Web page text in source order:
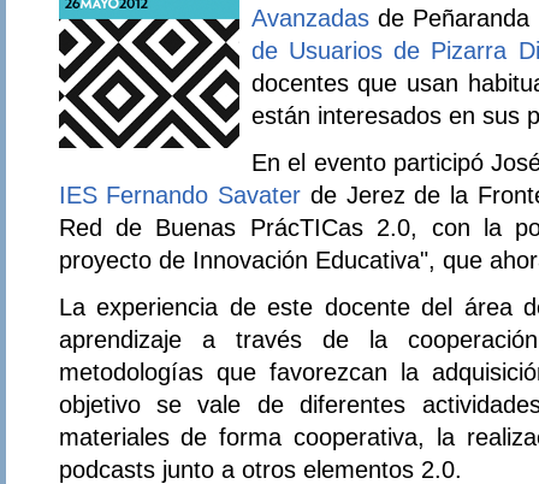
Avanzadasde
de Usuarios de Pizarra
docentes que usan
están interesados en sus
En el evento participó
IES Fernando Savater de Jerez de la
Red de Buenas PrácTICas 2.0, con la
proyecto de Innovación Educativa", que
La experiencia de este docente del área
aprendizaje a través de la
metodologías que favorezcan la
objetivo se vale de diferentes
materiales de forma cooperativa, la
podcasts junto a otros elementos 2.0.